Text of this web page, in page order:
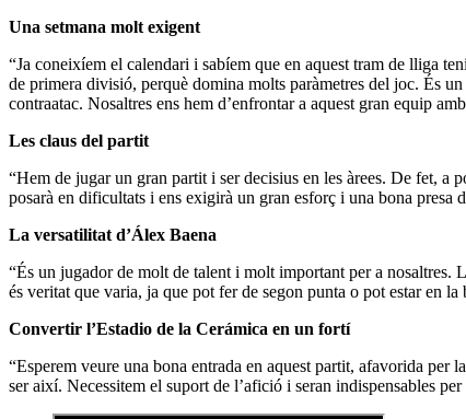
Una setmana molt exigent
“Ja coneixíem el calendari i sabíem que en aquest tram de lliga
de primera divisió, perquè domina molts paràmetres del joc. És
contraatac. Nosaltres ens hem d’enfrontar a aquest gran equip
Les claus del partit
“Hem de jugar un gran partit i ser decisius en les àrees. De fet,
posarà en dificultats i ens exigirà un gran esforç i una bona
La versatilitat d’Álex Baena
“És un jugador de molt de talent i molt important per a nosaltres.
és veritat que varia, ja que pot fer de segon punta o pot estar en la
Convertir l’Estadio de la Cerámica en un fortí
“Esperem veure una bona entrada en aquest partit, afavorida per
ser així. Necessitem el suport de l’afició i seran indispensables